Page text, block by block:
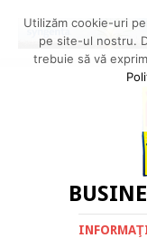
Utilizăm cookie-uri
pe site-ul nostru.
trebuie să vă